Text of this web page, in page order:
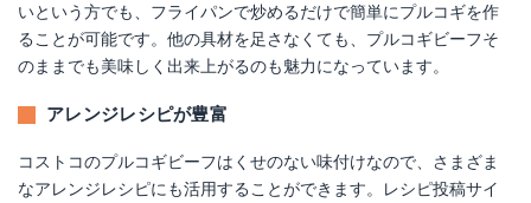
いという方でも、フライパンで炒めるだけで簡単にプルコギを作
ることが可能です。他の具材を足さなくても、プルコギビーフそ
のままでも美味しく出来上がるのも魅力になっています。
アレンジレシピが豊富
コストコのプルコギビーフはくせのない味付けなので、さまざま
なアレンジレシピにも活用することができます。レシピ投稿サイ